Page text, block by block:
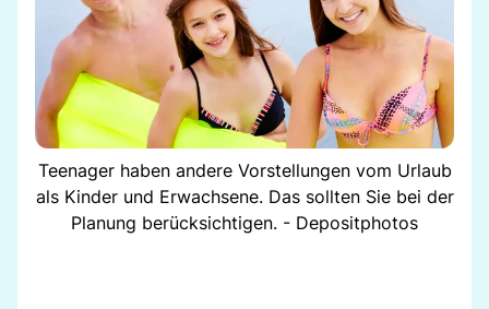
Teenager haben andere Vorstellungen vom Urlaub
als Kinder und Erwachsene. Das sollten Sie bei der
Planung berücksichtigen. - Depositphotos